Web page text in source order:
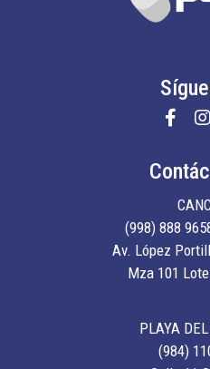
(998) 888
Av. López
Mza 101
PLAYA
(984)